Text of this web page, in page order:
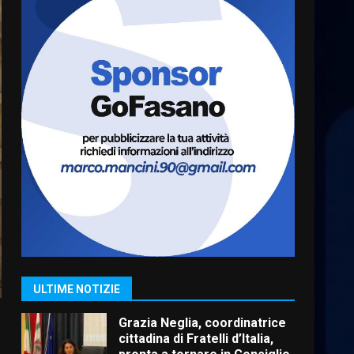
ULTIME NOTIZIE
frazioni fasanesi
5 Agosto 2026 11:03
Residenti di Savelletri
scrivono al Prefetto: “Noi
cittadini di serie B”
5 Agosto 2026 06:15
Carta d’identità: continua il
piano di aperture
straordinarie del Comune di
6 Agosto 2026 14:16
2
cittadina di Fratelli d’Italia,
pronta a tornare in Consiglio
comunale
6 Agosto 2026 08:00